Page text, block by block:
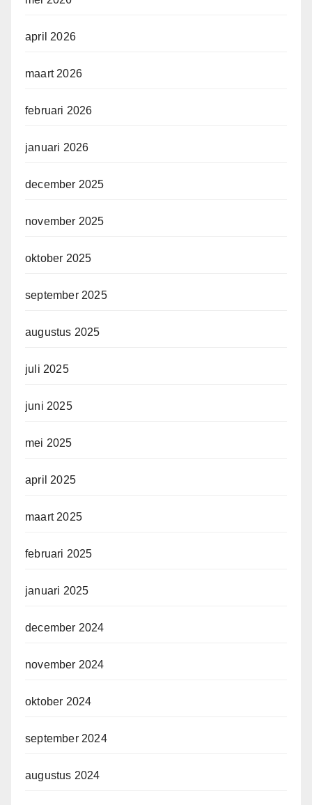
april 2026
maart 2026
februari 2026
januari 2026
december 2025
november 2025
oktober 2025
september 2025
augustus 2025
juli 2025
juni 2025
mei 2025
april 2025
maart 2025
februari 2025
januari 2025
december 2024
november 2024
oktober 2024
september 2024
augustus 2024